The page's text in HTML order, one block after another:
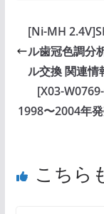
[Ni-MH
ル歯冠色調分
ル交換 関連情
[X03-
1998〜2004年
こちら